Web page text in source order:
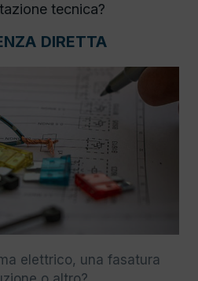
tecnica?
DIRETTA
elettrico, una fasatura